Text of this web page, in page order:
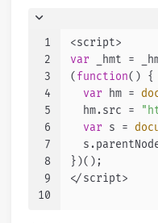
1
2
3
4
5
6
7
8
9
10
<script>
var _hmt =
( function( ) {
var hm =
  hm.
src =
var s =
  s.
})();
</script>